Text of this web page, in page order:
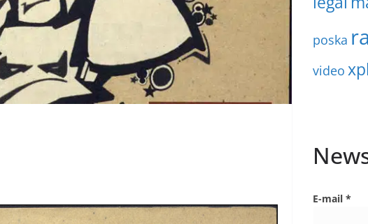
poska
video
E-mail *